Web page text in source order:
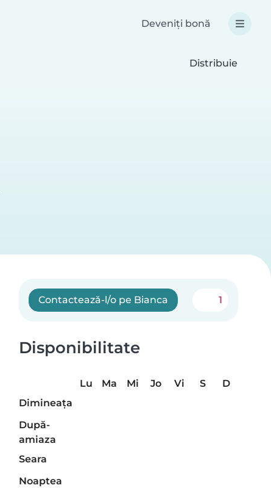
Deveniți bonă
Distribuie
Contactează-l/o pe Bianca 1
Disponibilitate
Lu Ma Mi Jo Vi S
D
Dimineaţa
După-
amiaza
Seara
Noaptea